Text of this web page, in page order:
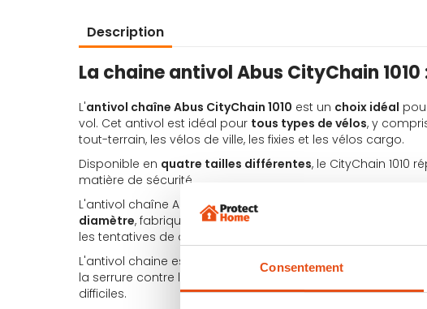
Consentement
Description
La chaine antivol Abus CityChain
L'antivol chaîne Abus CityChain 1010 est un choix idéal
vol. Cet antivol est idéal pour tous types de vélos, y
tout-terrain, les vélos de ville, les fixies et les vélos cargo.
Disponible en quatre tailles différentes, le CityChain 1010
matière de sécurité.
L'antivol chaîne Abus CityChain 1010 est équipé d'une
diamètre, fabriquée en acier cémenté
les tentatives de coupe et de casse.
L'antivol chaine est également équipé d'uncache-entrée
la serrure contre la corrosion et la poussière, même dans
difficiles.